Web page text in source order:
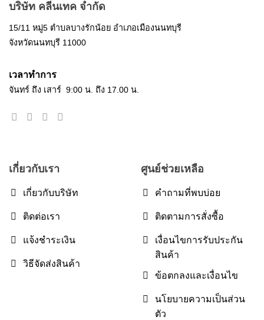
บริษัท คลีนเทค จำกัด
15/11 หมู่5 ตำบลบางรักน้อย อำเภอเมืองนนทบุรี
จังหวัดนนทบุรี 11000
เวลาทำการ
จันทร์ ถึง เสาร์ 9:00 น. ถึง 17.00 น.
เกี่ยวกับเรา
เกี่ยวกับบริษัท
ติดต่อเรา
แจ้งชำระเงิน
วิธีจัดส่งสินค้า
ศูนย์ช่วยเหลือ
คำถามที่พบบ่อย
ติดตามการสั่งซื้อ
เงื่อนไขการรับประกัน
สินค้า
ข้อตกลงและเงื่อนไข
นโยบายความเป็นส่วน
ตัว